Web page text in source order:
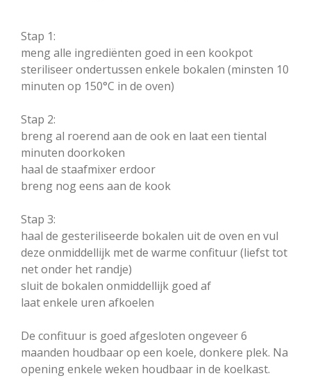
Stap 1:
meng alle ingrediënten goed in een kookpot
steriliseer ondertussen enkele bokalen (minsten 10
minuten op 150°C in de oven)
Stap 2:
breng al roerend aan de ook en laat een tiental
minuten doorkoken
haal de staafmixer erdoor
breng nog eens aan de kook
Stap 3:
haal de gesteriliseerde bokalen uit de oven en vul
deze onmiddellijk met de warme confituur (liefst tot
net onder het randje)
sluit de bokalen onmiddellijk goed af
laat enkele uren afkoelen
De confituur is goed afgesloten ongeveer 6
maanden houdbaar op een koele, donkere plek. Na
opening enkele weken houdbaar in de koelkast.